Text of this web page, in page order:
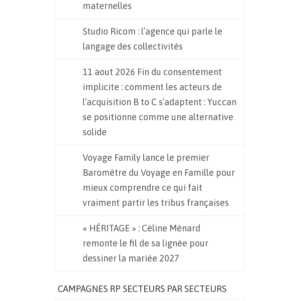
maternelles
Studio Ricom : l’agence qui parle le
langage des collectivités
11 aout 2026 Fin du consentement
implicite : comment les acteurs de
l’acquisition B to C s’adaptent : Yuccan
se positionne comme une alternative
solide
Voyage Family lance le premier
Baromètre du Voyage en Famille pour
mieux comprendre ce qui fait
vraiment partir les tribus françaises
« HÉRITAGE » : Céline Ménard
remonte le fil de sa lignée pour
dessiner la mariée 2027
CAMPAGNES RP SECTEURS PAR SECTEURS